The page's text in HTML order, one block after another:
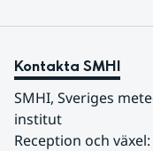
Kontakta SMHI
SMHI, Sveriges
institut
Reception och